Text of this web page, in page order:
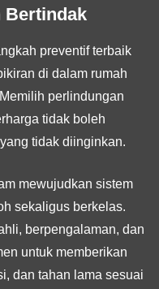
Bertindak
preventif terbaik
di dalam rumah
perlindungan
tidak boleh
tidak diinginkan.
mewujudkan sistem
sekaligus berkelas.
berpengalaman, dan
untuk memberikan
dan tahan lama sesuai